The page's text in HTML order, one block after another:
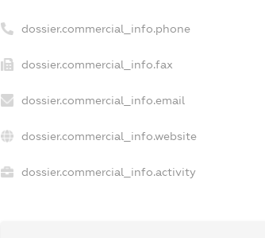
dossier.commercial_info.phone
dossier.commercial_info.fax
dossier.commercial_info.email
dossier.commercial_info.website
dossier.commercial_info.activity